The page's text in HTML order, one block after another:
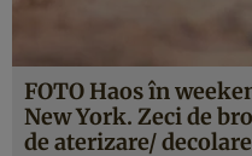
FOTO Haos în
New York. Zeci de
de aterizare/